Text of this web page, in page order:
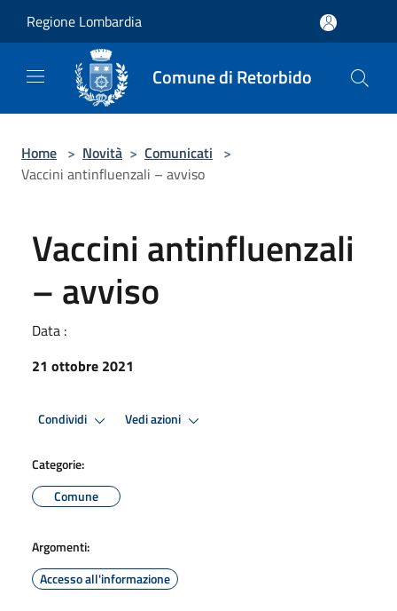
Regione Lombardia
Comune di Retorbido
Home > Novità > Comunicati >
Vaccini antinfluenzali – avviso
Vaccini antinfluenzali
– avviso
Data :
21 ottobre 2021
Condividi Vedi azioni
Categorie:
Comune
Argomenti:
Accesso all'informazione